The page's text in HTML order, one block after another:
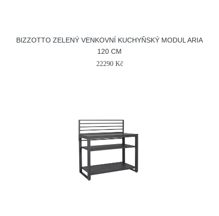
BIZZOTTO ZELENÝ VENKOVNÍ KUCHYŇSKÝ MODUL ARIA
120 CM
22290 Kč